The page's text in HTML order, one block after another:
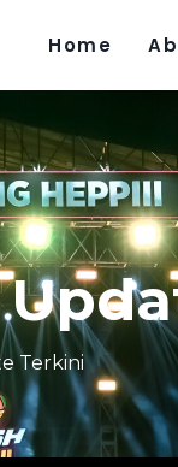
Home
Terkini